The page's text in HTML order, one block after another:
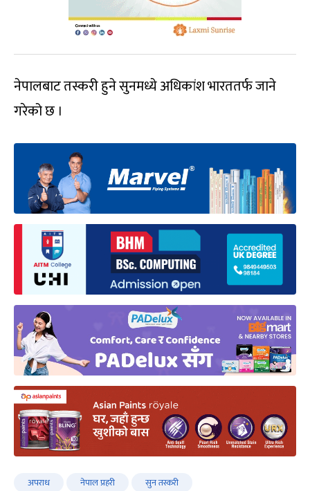
नेपालबाट तस्करी हुने सुनमध्ये अधिकांश भारततर्फ जाने
गरेको छ ।
अपराध नेपाल प्रहरी सुन तस्करी